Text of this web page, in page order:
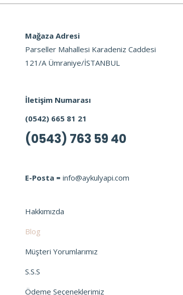
Mağaza Adresi
Parseller Mahallesi Karadeniz Caddesi
121/A Ümraniye/İSTANBUL
İletişim Numarası
(0542) 665 81 21
(0543) 763 59 40
E-Posta = info@aykulyapi.com
Hakkımızda
Blog
Müşteri Yorumlarımız
S.S.S
Ödeme Seçeneklerimiz